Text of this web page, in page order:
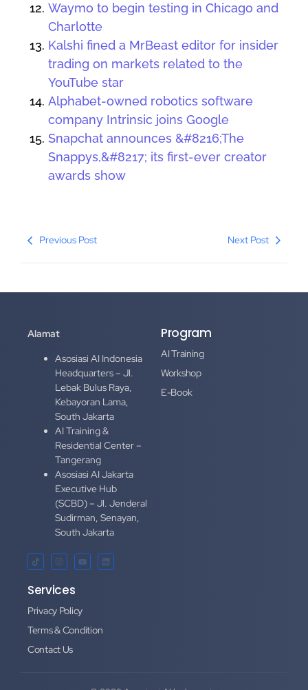
Waymo to begin testing in Chicago and
Charlotte
Kalshi fined a MrBeast editor for insider
trading on markets related to the
YouTube star
Alphabet-owned robotics software
company Intrinsic joins Google
Snapchat announces &#8216;The
Snappys,&#8217; its first-ever creator
awards show
Previous Post Next Post
Alamat
Asosiasi AI Indonesia
Headquarters – Jl.
Lebak Bulus Raya,
Kebayoran Lama,
South Jakarta
AI Training &
Residential Center –
Tangerang
Asosiasi AI Jakarta
Executive Hub
(SCBD) – Jl. Jenderal
Sudirman, Senayan,
South Jakarta
Program
AI Training
Workshop
E-Book
Services
Privacy Policy
Terms & Condition
Contact Us